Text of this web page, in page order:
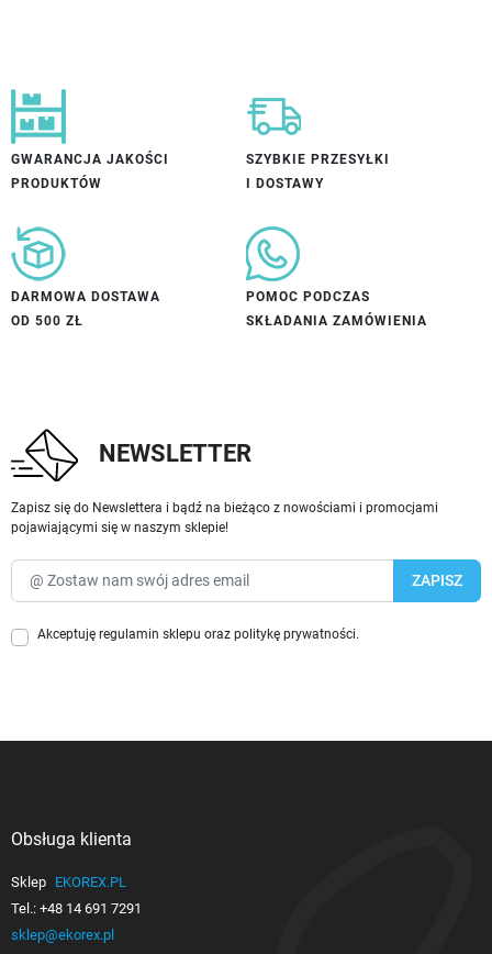
GWARANCJA JAKOŚCI
PRODUKTÓW
SZYBKIE PRZESYŁKI
I DOSTAWY
DARMOWA DOSTAWA
OD 500 ZŁ
POMOC PODCZAS
SKŁADANIA ZAMÓWIENIA
NEWSLETTER
Zapisz się do Newslettera i bądź na bieżąco z nowościami i promocjami
pojawiającymi się w naszym sklepie!
Akceptuję regulamin sklepu oraz politykę prywatności.
Obsługa klienta
Sklep EKOREX.PL
Tel.: +48 14 691 7291
sklep@ekorex.pl